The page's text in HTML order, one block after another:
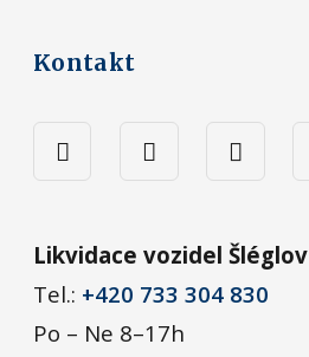
Kontakt
Likvidace vozidel Šléglov
Tel.: +420 733 304 830
Po – Ne 8–17h